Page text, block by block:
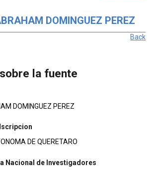
DOMINGUEZ PEREZ
Back
la fuente
DOMINGUEZ PEREZ
DE QUERETARO
Nacional de Investigadores